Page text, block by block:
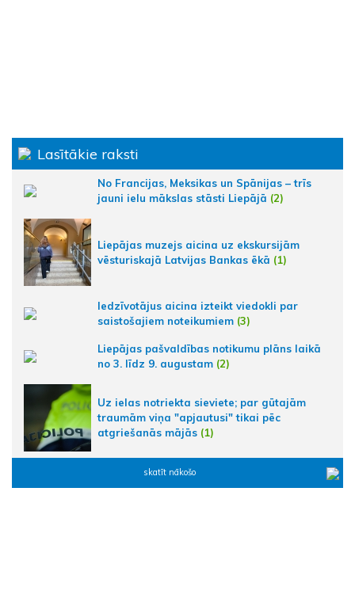
Lasītākie raksti
No Francijas, Meksikas un Spānijas – trīs
jauni ielu mākslas stāsti Liepājā (2)
Liepājas muzejs aicina uz ekskursijām
vēsturiskajā Latvijas Bankas ēkā (1)
Iedzīvotājus aicina izteikt viedokli par
saistošajiem noteikumiem (3)
Liepājas pašvaldības notikumu plāns laikā
no 3. līdz 9. augustam (2)
Uz ielas notriekta sieviete; par gūtajām
traumām viņa "apjautusi" tikai pēc
atgriešanās mājās (1)
skatīt nākošo